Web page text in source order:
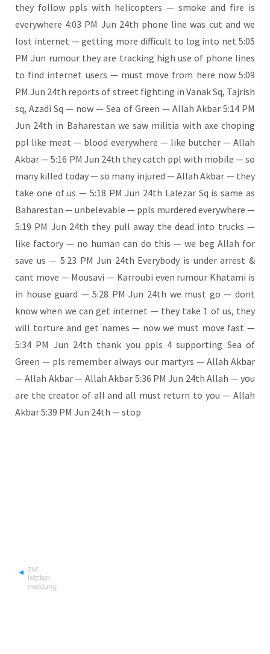
they fol­low ppls with heli­c­op­ters — smo­ke and fire is
ever­y­whe­re 4:03 PM Jun 24th pho­ne line was cut and we
lost inter­net — get­ting more dif­fi­cult to log into net 5:05
PM Jun rumour they are track­ing high use of pho­ne lines
to find inter­net users — must move from here now 5:09
PM Jun 24th reports of street fight­ing in Vanak Sq, Tajrish
sq, Azadi Sq — now — Sea of Green — Allah Akbar 5:14 PM
Jun 24th in Baha­re­stan we saw militia with axe cho­ping
ppl like meat — blood ever­y­whe­re — like but­cher — Allah
Akbar — 5:16 PM Jun 24th they catch ppl with mobi­le — so
many kil­led today — so many inju­red — Allah Akbar — they
take one of us — 5:18 PM Jun 24th Lale­zar Sq is same as
Baha­re­stan — unbe­le­va­ble — ppls mur­de­red ever­y­whe­re —
5:19 PM Jun 24th they pull away the dead into trucks —
like fac­to­ry — no human can do this — we beg Allah for
save us — 5:23 PM Jun 24th Ever­y­bo­dy is under arrest &
cant move — Mou­sa­vi — Kar­rou­bi even rumour Khat­a­mi is
in house guard — 5:28 PM Jun 24th we must go — dont
know when we can get inter­net — they take 1 of us, they
will tor­tu­re and get names — now we must move fast —
5:34 PM Jun 24th thank you ppls 4 sup­port­ing Sea of
Green — pls remem­ber always our mar­tyrs — Allah Akbar
— Allah Akbar — Allah Akbar 5:36 PM Jun 24th Allah — you
are the crea­tor of all and all must return to you — Allah
Akbar 5:39 PM Jun 24th — stop